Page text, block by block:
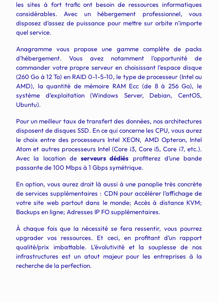
les sites à fort trafic ont besoin de ressources informatiques
considérables. Avec unhébergement professionnel, vous
disposez d’assez de puissance pour mettre sur orbite n’importe
quel service.
Anagramme vous propose une gamme complète de packs
d’hébergement. Vous avez notamment l’opportunité de
commander votrepropre serveur en choisissant l’espace disque
(260 Go à 12 To) en RAID 0-1-5-10, le type de processeur (Intel ou
AMD), la quantité de mémoire RAM Ecc (de 8 à 256 Go), le
système d’exploitation (Windows Server, Debian, CentOS,
Ubuntu).
Pour un meilleur taux de transfert des données, nos architectures
disposent dedisques SSD. En ce qui concerne les CPU, vous aurez
le choix entre des processeurs Intel XEON, AMD Opteron, Intel
Atom et autres processeurs Intel (Core i3, Core i5, Core i7, etc.).
Avec la location de serveurs dédiés profiterez d’une bande
passante de 100 Mbps à 1 Gbps symétrique.
En option, vous aurez droit là aussi à une panoplie très concrète
de services supplémentaires : CDN pour accélérer l’affichage de
votre site web partout dans le monde; Accès à distance KVM;
Backups en ligne; Adresses IP FO supplémentaires.
À chaque fois que la nécessité se fera ressentir, vous pourrez
upgrader vos ressources. Et ceci, en profitant d’un rapport
qualité/prix imbattable. L’évolutivité et la souplesse de nos
infrastructures est un atout majeur pour les entreprises à la
recherche de la perfection.